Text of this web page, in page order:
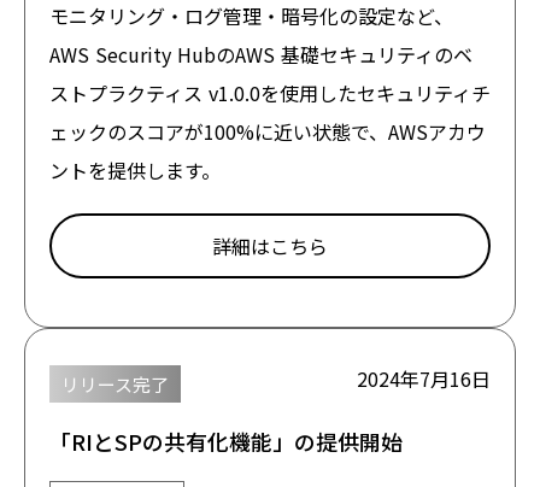
モニタリング・ログ管理・暗号化の設定など、
AWS Security HubのAWS 基礎セキュリティのベ
ストプラクティス v1.0.0を使用したセキュリティチ
ェックのスコアが100%に近い状態で、AWSアカウ
ントを提供します。
詳細はこちら
リリース完了 2024年7月16日
「RIとSPの共有化機能」の提供開始